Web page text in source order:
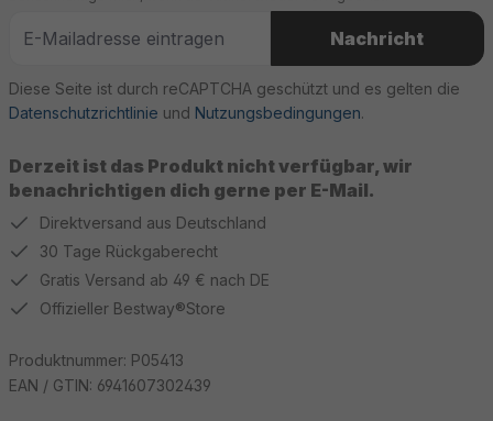
Derzeit ist das Produkt nicht verfügbar, wir
benachrichtigen dich gerne per E-Mail.
Nachricht
Diese Seite ist durch reCAPTCHA geschützt und es gelten die
Datenschutzrichtlinie und Nutzungsbedingungen.
Direktversand aus Deutschland
30 Tage Rückgaberecht
Gratis Versand ab 49 € nach DE
Offizieller Bestway®Store
Produktnummer: P05413
EAN / GTIN: 6941607302439